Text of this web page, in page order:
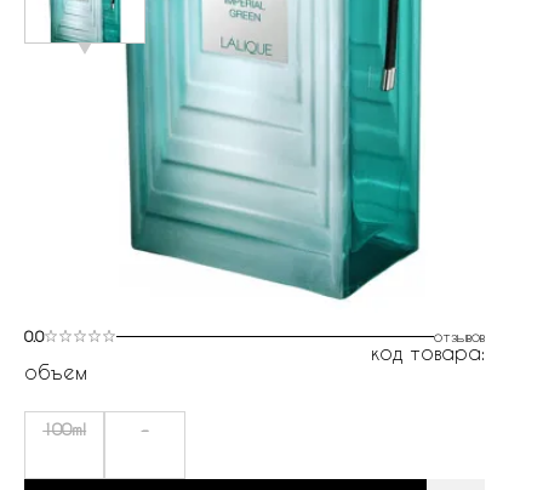
0.0 отзывов
код товара:
объем
100ml -